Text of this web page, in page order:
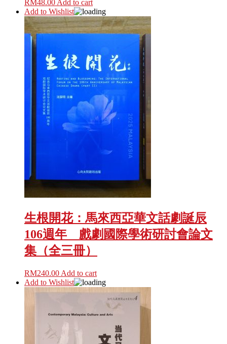
RM48.00 Add to cart
Add to Wishlist
生根開花：馬來西亞華文話劇誕辰
106週年 戲劇國際學術研討會論文
集（全三冊）
RM240.00 Add to cart
Add to Wishlist